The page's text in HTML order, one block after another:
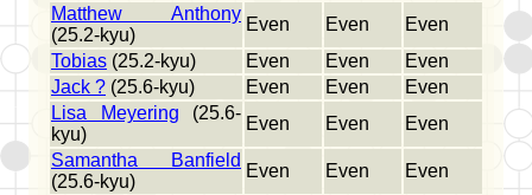
Matthew Anthony
(25.2-kyu)
Even Even
Even
Tobias (25.2-kyu) Even Even
Even
Jack ? (25.6-kyu) Even Even
Even
Lisa Meyering (25.6-
kyu)
Even Even
Even
Samantha Banfield
(25.6-kyu)
Even Even
Even